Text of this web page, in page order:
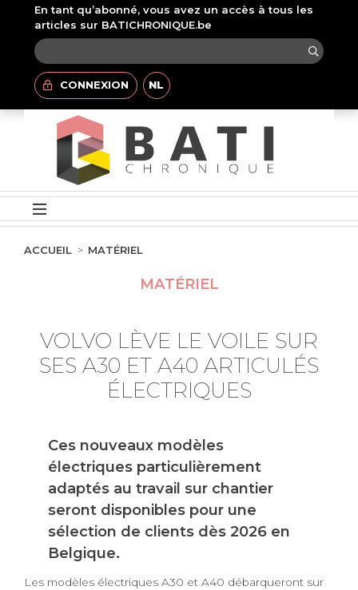
En tant qu’abonné, vous avez un accès à tous les
articles sur BATICHRONIQUE.be
CONNEXION NL
ACCUEIL MATÉRIEL
MATÉRIEL
VOLVO LÈVE LE VOILE SUR
SES A30 ET A40 ARTICULÉS
ÉLECTRIQUES
Ces nouveaux modèles
électriques particulièrement
adaptés au travail sur chantier
seront disponibles pour une
sélection de clients dès 2026 en
Belgique.
Les modèles électriques A30 et A40 débarqueront sur